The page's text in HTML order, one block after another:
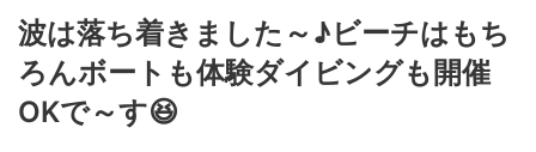
波は落ち着きました～♪ビーチはもち
ろんボートも体験ダイビングも開催
OKで～す😆